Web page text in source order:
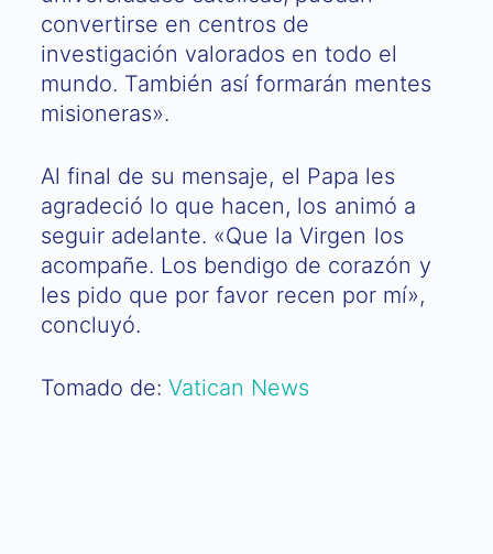
convertirse en centros de
investigación valorados en todo el
mundo. También así formarán mentes
misioneras».
Al final de su mensaje, el Papa les
agradeció lo que hacen, los animó a
seguir adelante. «Que la Virgen los
acompañe. Los bendigo de corazón y
les pido que por favor recen por mí»,
concluyó.
Tomado de:Vatican News